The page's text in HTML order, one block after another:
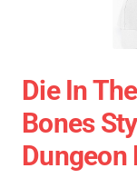
Die In
Bones
Dungeon